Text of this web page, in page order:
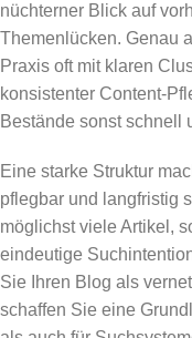
nüchterner Blick auf
Themenlücken. Genau
Praxis oft mit klaren
konsistenter Content-
Bestände sonst schnell
Eine starke Struktur
pflegbar und langfristig
möglichst viele Artikel,
eindeutige
Sie Ihren Blog als
schaffen Sie eine